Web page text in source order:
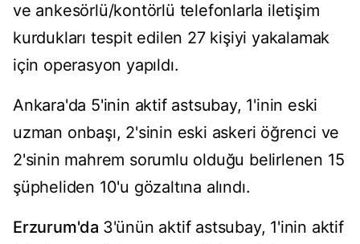
ve ankesörlü/kontörlü telefonlarla iletişim
kurdukları tespit edilen 27 kişiyi yakalamak
için operasyon yapıldı.
Ankara'da 5'inin aktif astsubay, 1'inin eski
uzman onbaşı, 2'sinin eski askeri öğrenci ve
2'sinin mahrem sorumlu olduğu belirlenen 15
şüpheliden 10'u gözaltına alındı.
Erzurum'da 3'ünün aktif astsubay, 1'inin aktif